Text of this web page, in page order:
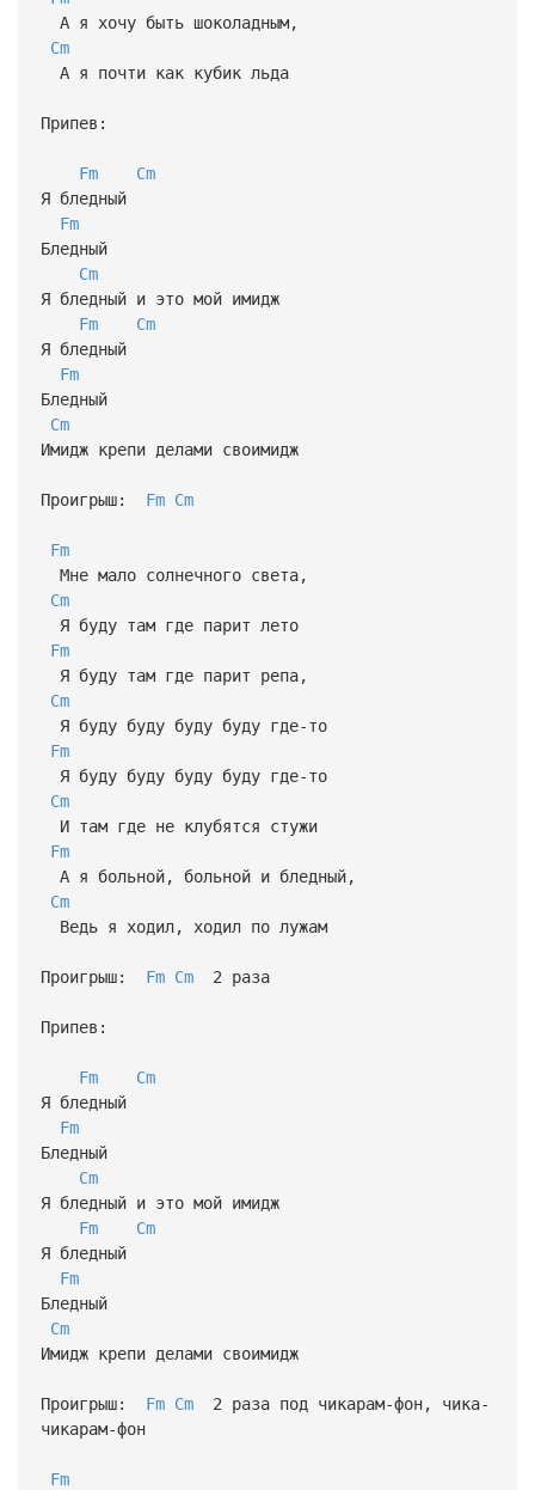
А я хочу быть шоколадным,
Cm
А я почти как кубик льда
Припев:
Fm
Cm
Я бледный
Fm
Бледный
Cm
Я бледный и это мой имидж
Fm
Cm
Я бледный
Fm
Бледный
Cm
Имидж крепи делами своимидж
Проигрыш: Fm Cm
Fm
Мне мало солнечного света,
Cm
Я буду там где парит лето
Fm
Я буду там где парит репа,
Cm
Я буду буду буду буду где-то
Fm
Я буду буду буду буду где-то
Cm
И там где не клубятся стужи
Fm
А я больной, больной и бледный,
Cm
Ведь я ходил, ходил по лужам
Проигрыш: Fm Cm2 раза
Припев:
Fm
Cm
Я бледный
Fm
Бледный
Cm
Я бледный и это мой имидж
Fm
Cm
Я бледный
Fm
Бледный
Cm
Имидж крепи делами своимидж
Проигрыш: Fm Cm2 раза под чикарам-фон, чика-
чикарам-фон
Fm